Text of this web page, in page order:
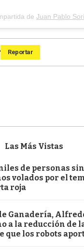
de Juan Pablo
Reportar
Las Más Vistas
de personas
volados por el
roja
Ganadería,
a la reducción de
que los robots